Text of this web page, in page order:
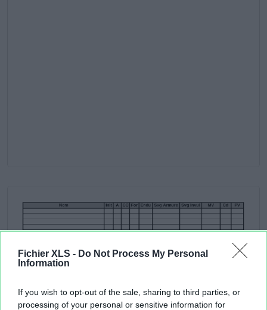
Fichier XLS - Do Not Process My Personal
Information
If you wish to opt-out of the sale, sharing to third parties, or
processing of your personal or sensitive information for